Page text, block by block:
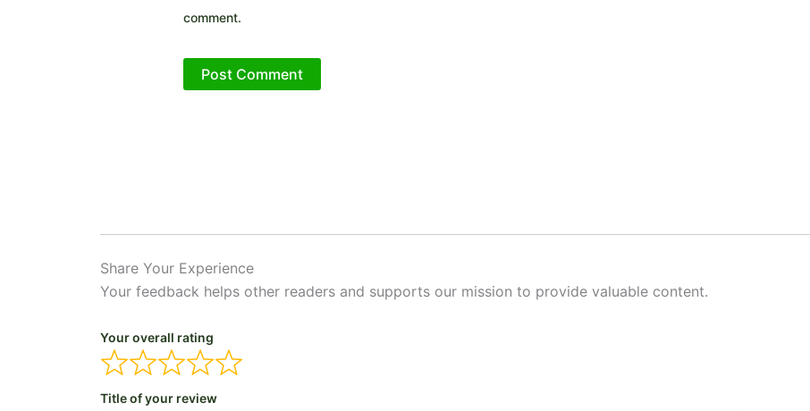
comment.
Share Your Experience
Your feedback helps other readers and supports our mission to provide valuable content.
Your overall rating
Title of your review